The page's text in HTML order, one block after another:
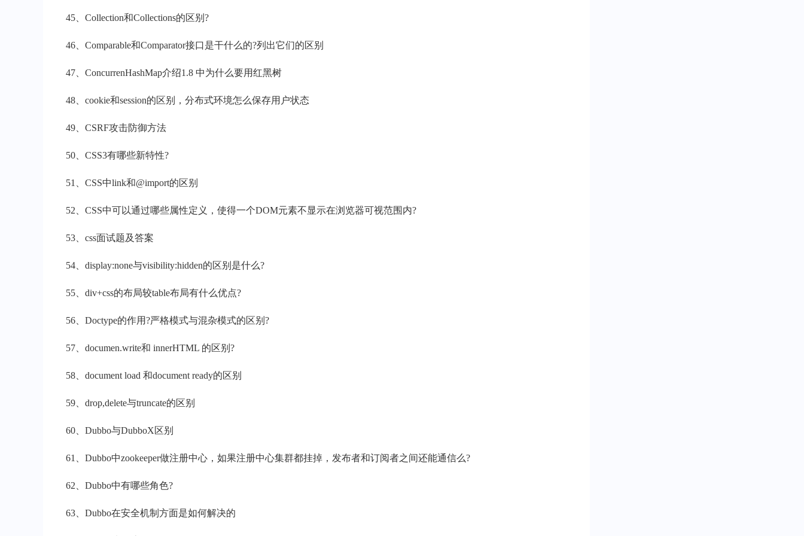
45、Collection和Collections的区别?
46、Comparable和Comparator接口是干什么的?列出它们的区别
47、ConcurrenHashMap介绍1.8 中为什么要用红黑树
48、cookie和session的区别，分布式环境怎么保存用户状态
49、CSRF攻击防御方法
50、CSS3有哪些新特性?
51、CSS中link和@import的区别
52、CSS中可以通过哪些属性定义，使得一个DOM元素不显示在浏览器可视范围内?
53、css面试题及答案
54、display:none与visibility:hidden的区别是什么?
55、div+css的布局较table布局有什么优点?
56、Doctype的作用?严格模式与混杂模式的区别?
57、documen.write和 innerHTML 的区别?
58、document load 和document ready的区别
59、drop,delete与truncate的区别
60、Dubbo与DubboX区别
61、Dubbo中zookeeper做注册中心，如果注册中心集群都挂掉，发布者和订阅者之间还能通信么?
62、Dubbo中有哪些角色?
63、Dubbo在安全机制方面是如何解决的